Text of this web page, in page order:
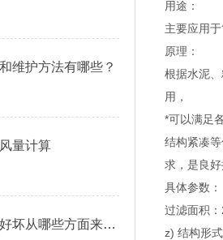
维护方法有哪些？
量计算
除尘滤芯质量的好坏从哪些方面来判断？
用途：
主要应用
原理：
根据水泥
用，
*可以满足
结构紧凑
求，是良
具体参数：
过滤面积
z) 结构形